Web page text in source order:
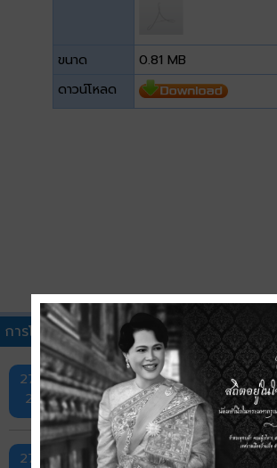
ขนาด
0.81 MB
ดาวน์โหลด
การโอนเงินงบประมาณรายจ่ายประจำปีอื่นๆ
27 ก.ค.
2569
ประกาศเทศบาลเมืองบ้านเป็ด เรื่อง ก
ประมาณรายจ่าย ประจำปีงบประมา
19)
27 ก.ค.
ประกาศเทศบาลเมืองบ้านเป็ด เรื่อง ก